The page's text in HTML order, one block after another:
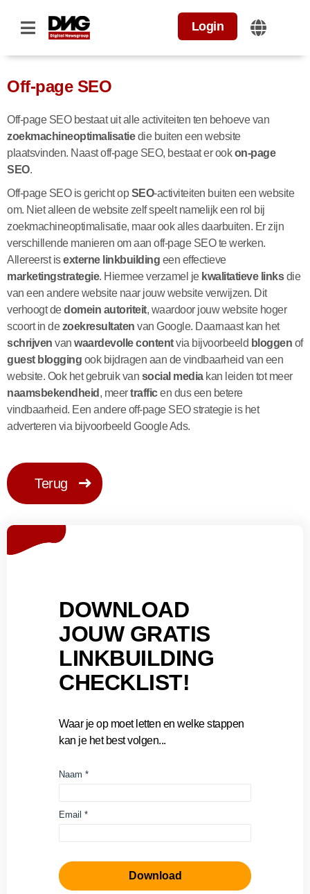
Login
Off-page SEO
Off-page SEO bestaat uit alle activiteiten ten behoeve van
zoekmachineoptimalisatiedie buiten een website
plaatsvinden. Naast off-page SEO, bestaat er ookon-page
SEO.
Off-page SEO is gericht opSEO-activiteiten buiten een website
om. Niet alleen de website zelf speelt namelijk een rol bij
zoekmachineoptimalisatie, maar ook alles daarbuiten. Er zijn
verschillende manieren om aan off-page SEO te werken.
Allereerst isexterne linkbuilding een effectieve
marketingstrategie. Hiermee verzamel je kwalitatieve linksdie
van een andere website naar jouw website verwijzen. Dit
verhoogt dedomein autoriteit, waardoor jouw website hoger
scoort in dezoekresultaten van Google. Daarnaast kan het
schrijven van waardevolle contentvia bijvoorbeeld bloggen of
guest blogging ook bijdragen aan de vindbaarheid van een
website. Ook het gebruik van social mediakan leiden tot meer
naamsbekendheid , meertrafficen dus een betere
vindbaarheid. Een andere off-page SEO strategie is het
adverteren via bijvoorbeeld Google Ads.
Terug
DOWNLOAD
JOUW GRATIS
LINKBUILDING
CHECKLIST!
Waar je op moet letten en welke stappen
kan je het best volgen...